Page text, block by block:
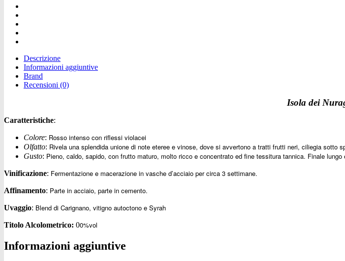
Descrizione
Informazioni aggiuntive
Brand
Recensioni (0)
Isola dei
Caratteristiche:
Colore: Rosso intenso con riflessi violacei
Olfatto: Rivela una splendida unione di note eteree e vinose, dove si avvertono a tratti frutti neri, ciliegia sotto
Gusto: Pieno, caldo, sapido, con frutto maturo, molto ricco e concentrato ed fine tessitura tannica. Finale lungo
Vinificazione: Fermentazione e macerazione in vasche d’acciaio per circa 3 settimane.
Affinamento: Parte in acciaio, parte in cemento.
Uvaggio: Blend di Carignano, vitigno autoctono e Syrah
Titolo Alcolometrico: 00%vol
Informazioni aggiuntive